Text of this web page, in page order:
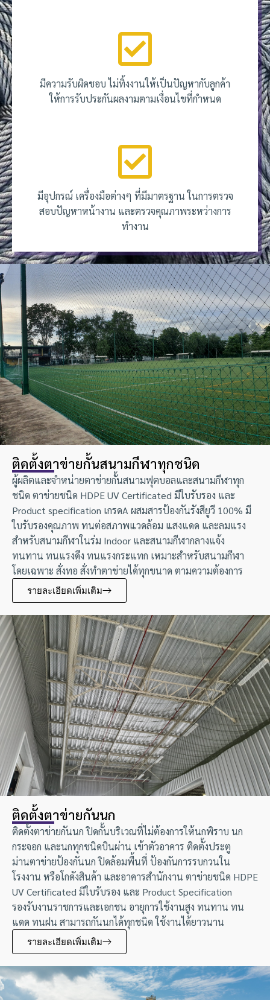
มีความรับผิดชอบ ไม่ทิ้งงานให้เป็นปัญหากับลูกค้า
ให้การรับประกันผลงามตามเงื่อนไขที่กำหนด
มีอุปกรณ์ เครื่องมือต่างๆ ที่มีมาตรฐาน ในการตรวจ
สอบปัญหาหน้างาน และตรวจคุณภาพระหว่างการ
ทำงาน
ติดตั้งตาข่ายกั้นสนามกีฬาทุกชนิด
ผู้ผลิตและจำหน่ายตาข่ายกั้นสนามฟุตบอลและสนามกีฬาทุก
ชนิด ตาข่ายชนิด HDPE UV Certificated มีใบรับรอง และ
Product specification เกรดA ผสมสารป้องกันรังสียูวี 100% มี
ใบรับรองคุณภาพ ทนต่อสภาพแวดล้อม แสงแดด และลมแรง
สำหรับสนามกีฬาในร่ม Indoor และสนามกีฬากลางแจ้ง
ทนทาน ทนแรงดึง ทนแรงกระแทก เหมาะสำหรับสนามกีฬา
โดยเฉพาะ สั่งทอ สั่งทำตาข่ายได้ทุกขนาด ตามความต้องการ
รายละเอียดเพิ่มเติม
ติดตั้งตาข่ายกันนก
ติดตั้งตาข่ายกันนก ปิดกั้นบริเวณที่ไม่ต้องการให้นกพิราบ นก
กระจอก และนกทุกชนิดบินผ่าน เข้าตัวอาคาร ติดตั้งประตู
ม่านตาข่ายป้องกันนก ปิดล้อมพื้นที่ ป้องกันการรบกวนใน
โรงงาน หรือโกดังสินค้า และอาคารสำนักงาน ตาข่ายชนิด HDPE
UV Certificated มีใบรับรอง และ Product Specification
รองรับงานราชการและเอกชน อายุการใช้งานสูง ทนทาน ทน
แดด ทนฝน สามารถกันนกได้ทุกชนิด ใช้งานได้ยาวนาน
รายละเอียดเพิ่มเติม